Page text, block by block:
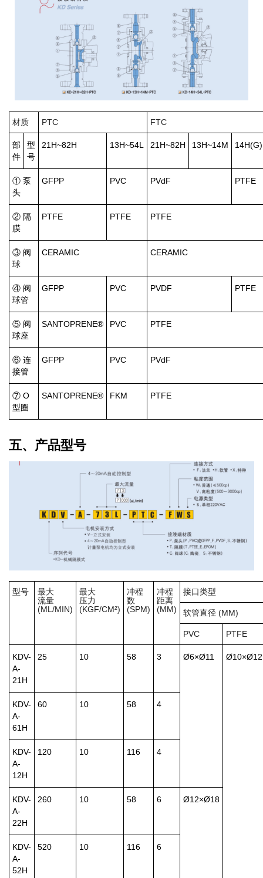
材质 PTC FTC
部
件
型
号
21H~82H 13H~54L 21H~82H 13H~14M
① 泵
头
GFPP PVC PVdF PTFE
② 隔
膜
PTFE PTFE PTFE
③ 阀
球
CERAMIC CERAMIC
④ 阀
球管
GFPP PVC PVDF PTFE
⑤ 阀
球座
SANTOPRENE® PVC PTFE
⑥ 连
接管
GFPP PVC PVdF
⑦ O
型圈
SANTOPRENE® FKM PTFE
五、产品型号
型号
最大
流量
(ML/MIN)
最大
压力
(KGF/CM²)
冲程
数
(SPM)
冲程
距离
(MM)
接口类型
软管直径 (MM)
PVC PTFE
KDV-
A-
21H
25 10 58 3 Ø6×Ø11 Ø10×Ø12
KDV-
A-
61H
60 10 58 4
KDV-
A-
12H
120 10 116 4
KDV-
A-
22H
260 10 58 6 Ø12×Ø18
KDV-
A-
52H
520 10 116 6